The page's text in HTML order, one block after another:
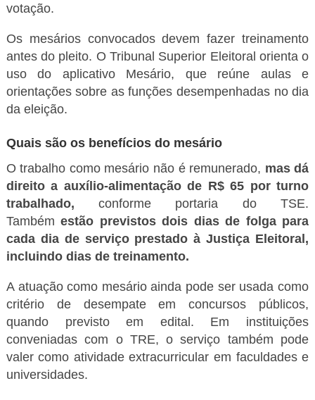
votação.
Os mesários convocados devem fazer treinamento
antes do pleito. O Tribunal Superior Eleitoral orienta o
uso do aplicativo Mesário, que reúne aulas e
orientações sobre as funções desempenhadas no dia
da eleição.
Quais são os benefícios do mesário
O trabalho como mesário não é remunerado, mas dá
direito a auxílio-alimentação de R$ 65 por turno
trabalhado, conforme portaria do TSE.
Tambémestão previstos dois dias de folga para
cada dia de serviço prestado à Justiça Eleitoral,
incluindo dias de treinamento.
A atuação como mesário ainda pode ser usada como
critério de desempate em concursos públicos,
quando previsto em edital. Em instituições
conveniadas com o TRE, o serviço também pode
valer como atividade extracurricular em faculdades e
universidades.